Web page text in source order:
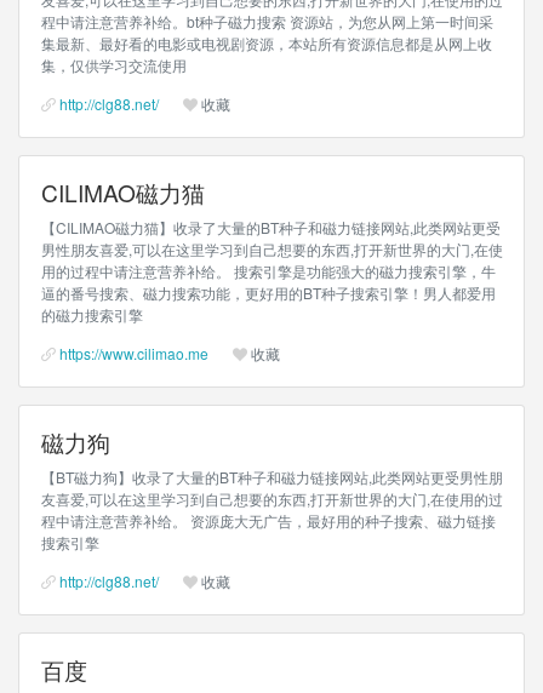
程中请注意营养补给。bt种子磁力搜索 资源站，为您从网上第一时间采
集最新、最好看的电影或电视剧资源，本站所有资源信息都是从网上收
集，仅供学习交流使用
http://clg88.net/
收藏
CILIMAO磁力猫
【CILIMAO磁力猫】收录了大量的BT种子和磁力链接网站,此类网站更受
男性朋友喜爱,可以在这里学习到自己想要的东西,打开新世界的大门,在使
用的过程中请注意营养补给。 搜索引擎是功能强大的磁力搜索引擎，牛
逼的番号搜索、磁力搜索功能，更好用的BT种子搜索引擎！男人都爱用
的磁力搜索引擎
https://www.cilimao.me
收藏
磁力狗
【BT磁力狗】收录了大量的BT种子和磁力链接网站,此类网站更受男性朋
友喜爱,可以在这里学习到自己想要的东西,打开新世界的大门,在使用的过
程中请注意营养补给。 资源庞大无广告，最好用的种子搜索、磁力链接
搜索引擎
http://clg88.net/
收藏
百度